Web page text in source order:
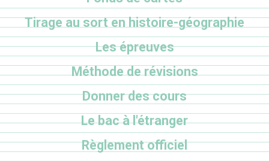
Tirage au sort en histoire-géographie
Les épreuves
Méthode de révisions
Donner des cours
Le bac à l'étranger
Règlement officiel